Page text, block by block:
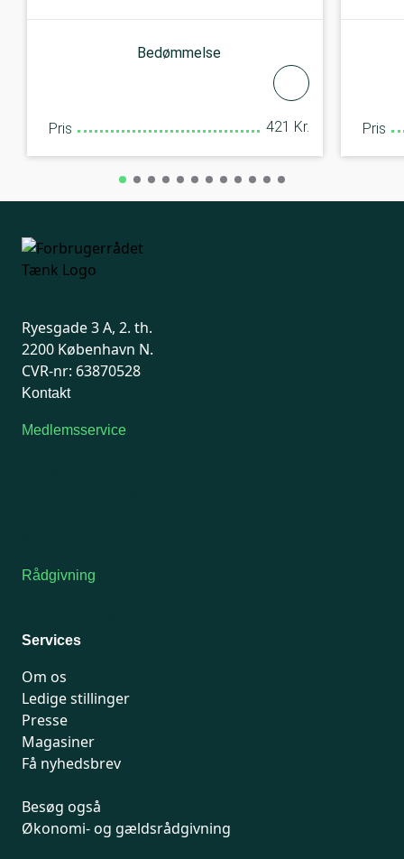
Bedømmelse
Pris 421 Kr. Pris
Ryesgade 3 A, 2. th.
2200 København N.
CVR-nr: 63870528
Kontakt
Medlemsservice
Rådgivning
Services
Om os
Ledige stillinger
Presse
Magasiner
Få nyhedsbrev
Besøg også
Økonomi- og gældsrådgivning